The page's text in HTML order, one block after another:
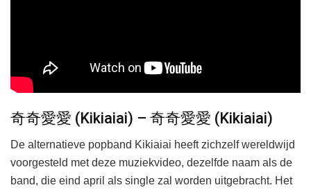
奇奇愛愛 (Kikiaiai) – 奇奇愛愛 (Kikiaiai)
De alternatieve popband Kikiaiai heeft zichzelf wereldwijd
voorgesteld met deze muziekvideo, dezelfde naam als de
band, die eind april als single zal worden uitgebracht. Het